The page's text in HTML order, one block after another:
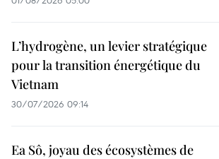
L’hydrogène, un levier stratégique
pour la transition énergétique du
Vietnam
30/07/2026 09:14
Ea Sô, joyau des écosystèmes de